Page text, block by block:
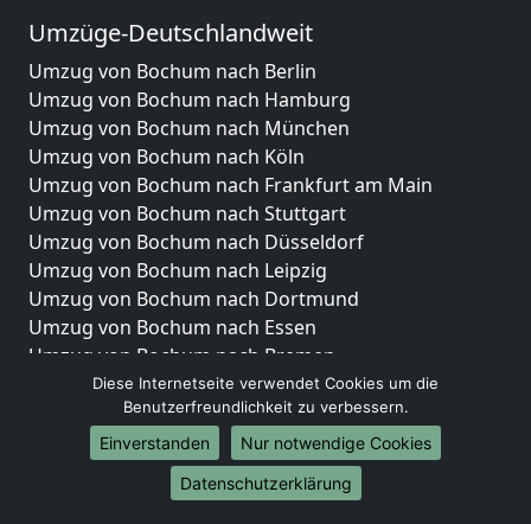
Umzüge-Deutschlandweit
Umzug von Bochum nach Berlin
Umzug von Bochum nach Hamburg
Umzug von Bochum nach München
Umzug von Bochum nach Köln
Umzug von Bochum nach Frankfurt am Main
Umzug von Bochum nach Stuttgart
Umzug von Bochum nach Düsseldorf
Umzug von Bochum nach Leipzig
Umzug von Bochum nach Dortmund
Umzug von Bochum nach Essen
Umzug von Bochum nach Bremen
Umzug von Bochum nach Dresden
Umzug von Bochum nach Hannover
Umzug von Bochum nach Nürnberg
Umzug von Bochum nach Duisburg
Umzug von Bochum nach Bochum
Diese Internetseite verwendet Cookies um die
Benutzerfreundlichkeit zu verbessern.
Einverstanden
Nur notwendige Cookies
Datenschutzerklärung